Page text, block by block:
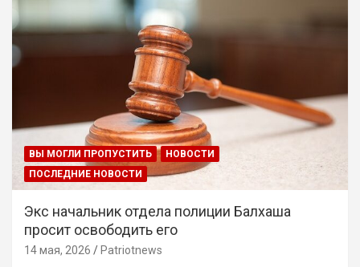
ВЫ МОГЛИ ПРОПУСТИТЬ
НОВОСТИ
ПОСЛЕДНИЕ НОВОСТИ
Экс начальник отдела полиции Балхаша
просит освободить его
14 мая, 2026 Patriotnews